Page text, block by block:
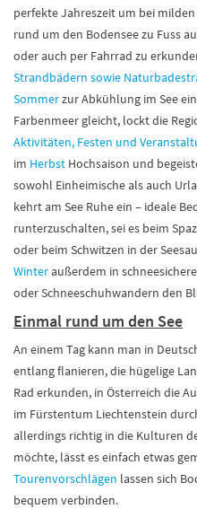
perfekte Jahreszeit um bei
rund um den Bodensee zu Fuss
oder auch per Fahrrad zu
Strandbädern sowie
Sommerzur Abkühlung im See
Farbenmeer gleicht, lockt die
Aktivitäten, Festen und
im Herbst Hochsaison und
sowohl Einheimische als auch
kehrt am See Ruhe ein – ideale
runterzuschalten, sei es beim
oder beim Schwitzen in der
Winteraußerdem in
oder Schneeschuhwandern den
Einmal rund um den See
An einem Tag kann man in
entlang flanieren, die hügelige
Rad erkunden, in Österreich die
im Fürstentum Liechtenstein
allerdings richtig in die Kulturen
möchte, lässt es einfach etwas
Tourenvorschlägen lassen sich
bequem verbinden.